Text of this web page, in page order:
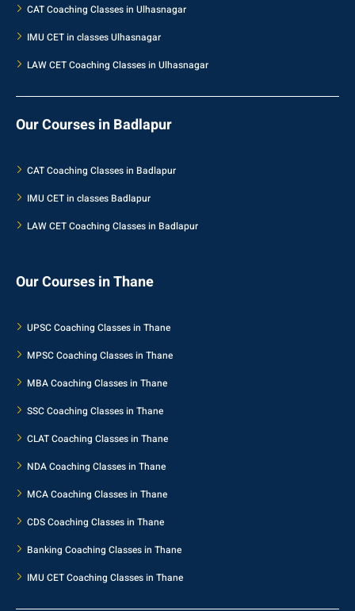
CAT Coaching Classes in Ulhasnagar
IMU CET in classes Ulhasnagar
LAW CET Coaching Classes in Ulhasnagar
Our Courses in Badlapur
CAT Coaching Classes in Badlapur
IMU CET in classes Badlapur
LAW CET Coaching Classes in Badlapur
Our Courses in Thane
UPSC Coaching Classes in Thane
MPSC Coaching Classes in Thane
MBA Coaching Classes in Thane
SSC Coaching Classes in Thane
CLAT Coaching Classes in Thane
NDA Coaching Classes in Thane
MCA Coaching Classes in Thane
CDS Coaching Classes in Thane
Banking Coaching Classes in Thane
IMU CET Coaching Classes in Thane